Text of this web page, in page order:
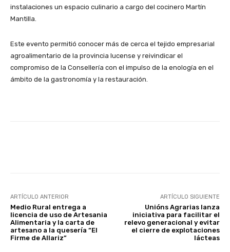
instalaciones un espacio culinario a cargo del cocinero Martín
Mantilla.
Este evento permitió conocer más de cerca el tejido empresarial
agroalimentario de la provincia lucense y reivindicar el
compromiso de la Consellería con el impulso de la enología en el
ámbito de la gastronomía y la restauración.
ARTÍCULO ANTERIOR
Medio Rural entrega a
licencia de uso de Artesania
Alimentaria y la carta de
artesano a la quesería “El
Firme de Allariz”
ARTÍCULO SIGUIENTE
Unións Agrarias lanza
iniciativa para facilitar el
relevo generacional y evitar
el cierre de explotaciones
lácteas